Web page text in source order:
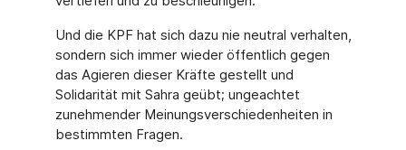
Und die KPF hat sich dazu nie neutral verhalten,
sondern sich immer wieder öffentlich gegen
das Agieren dieser Kräfte gestellt und
Solidarität mit Sahra geübt; ungeachtet
zunehmender Meinungsverschiedenheiten in
bestimmten Fragen.